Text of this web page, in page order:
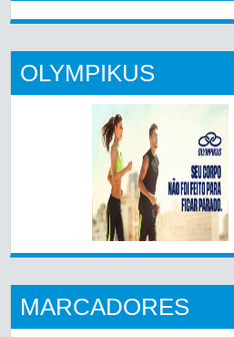
OLYMPIKUS
MARCADORES